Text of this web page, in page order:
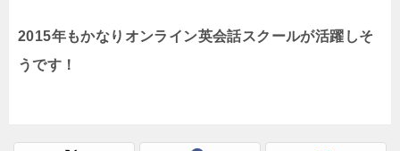
2015年もかなりオンライン英会話スクールが活躍しそ
うです！